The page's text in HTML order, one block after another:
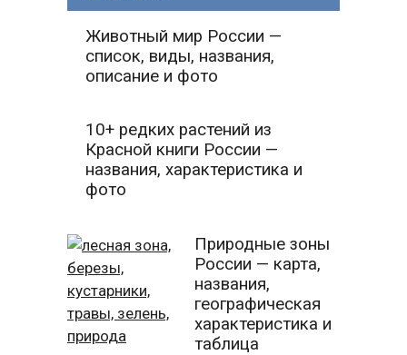
Животный мир России —
список, виды, названия,
описание и фото
10+ редких растений из
Красной книги России —
названия, характеристика и
фото
Природные зоны
России — карта,
названия,
географическая
характеристика и
таблица